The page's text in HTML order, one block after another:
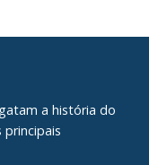
a história do
principais